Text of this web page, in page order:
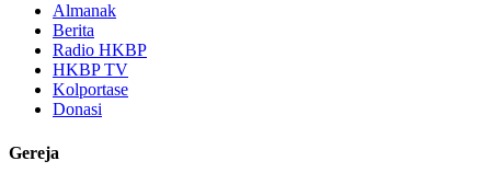
Almanak
Berita
Radio HKBP
HKBP TV
Kolportase
Donasi
Gereja